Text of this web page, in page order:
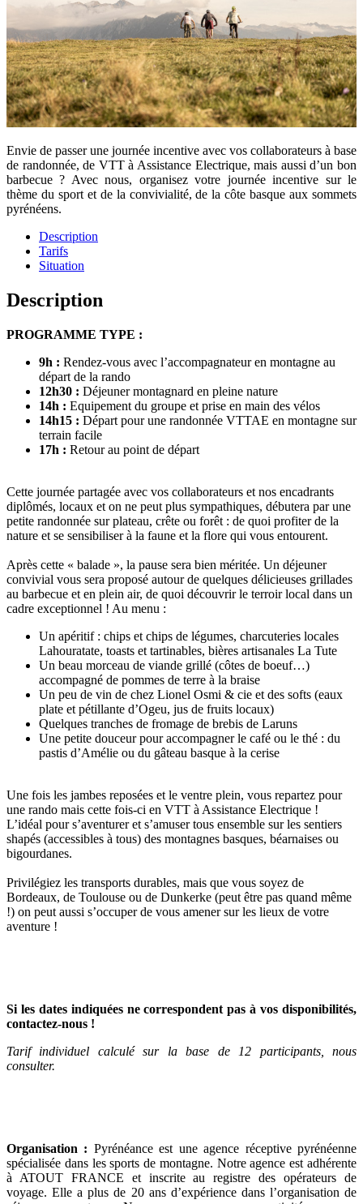
Envie de passer une journée incentive avec vos collaborateurs à base
de randonnée, de VTT à Assistance Electrique, mais aussi d’un bon
barbecue ? Avec nous, organisez votre journée incentive sur le
thème du sport et de la convivialité, de la côte basque aux sommets
pyrénéens.
Description
Tarifs
Situation
Description
PROGRAMME TYPE :
9h : Rendez-vous avec l’accompagnateur en montagne au
départ de la rando
12h30 : Déjeuner montagnard en pleine nature
14h : Equipement du groupe et prise en main des vélos
14h15 : Départ pour une randonnée VTTAE en montagne sur
terrain facile
17h : Retour au point de départ
Cette journée partagée avec vos collaborateurs et nos encadrants
diplômés, locaux et on ne peut plus sympathiques, débutera par une
petite randonnée sur plateau, crête ou forêt : de quoi profiter de la
nature et se sensibiliser à la faune et la flore qui vous entourent.
Après cette « balade », la pause sera bien méritée. Un déjeuner
convivial vous sera proposé autour de quelques délicieuses grillades
au barbecue et en plein air, de quoi découvrir le terroir local dans un
cadre exceptionnel ! Au menu :
Un apéritif : chips et chips de légumes, charcuteries locales
Lahouratate, toasts et tartinables, bières artisanales La Tute
Un beau morceau de viande grillé (côtes de boeuf…)
accompagné de pommes de terre à la braise
Un peu de vin de chez Lionel Osmi & cie et des softs (eaux
plate et pétillante d’Ogeu, jus de fruits locaux)
Quelques tranches de fromage de brebis de Laruns
Une petite douceur pour accompagner le café ou le thé : du
pastis d’Amélie ou du gâteau basque à la cerise
Une fois les jambes reposées et le ventre plein, vous repartez pour
une rando mais cette fois-ci en VTT à Assistance Electrique !
L’idéal pour s’aventurer et s’amuser tous ensemble sur les sentiers
shapés (accessibles à tous) des montagnes basques, béarnaises ou
bigourdanes.
Privilégiez les transports durables, mais que vous soyez de
Bordeaux, de Toulouse ou de Dunkerke (peut être pas quand même
!) on peut aussi s’occuper de vous amener sur les lieux de votre
aventure !
Si les dates indiquées ne correspondent pas à vos disponibilités,
contactez-nous !
Tarif individuel calculé sur la base de 12 participants, nous
consulter.
Organisation : Pyrénéance est une agence réceptive pyrénéenne
spécialisée dans les sports de montagne. Notre agence est adhérente
à ATOUT FRANCE et inscrite au registre des opérateurs de
voyage. Elle a plus de 20 ans d’expérience dans l’organisation de